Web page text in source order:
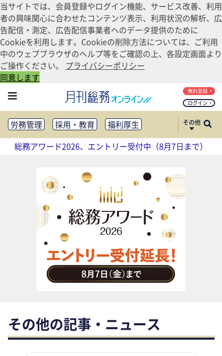
当サイトでは、会員登録やログイン機能、サービス改善、利用
者の興味関心に合わせたコンテンツ表示、利用状況の解析、広
告配信・測定、広告配信事業者へのデータ提供のために
Cookieを利用します。Cookieの削除方法については、ご利用
中のウェブブラウザのヘルプ等をご確認の上、各設定画面より
ご操作ください。 プライバシーポリシー
同意します
ログイン
無料登録
労務管理 採用・教育
福利厚生
健康経営
働き方改革
法務・コンプライアンス
リスクマネジメント・BCP
社外・社内広報
社外・社内コミュニケーション活性化
FM・オフィス移転
CSR・SDGs
テクノロジー活用・DX
助成金・補助金・コスト削減
アウトソーシング・BPO
調査・レポート
その他
総務アワード2026、エントリー受付中（8月7日まで）
その他の記事・ニュース